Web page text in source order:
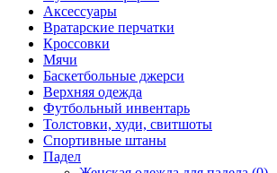
Аксессуары
Вратарские перчатки
Кроссовки
Мячи
Баскетбольные джерси
Верхняя одежда
Футбольный инвентарь
Толстовки, худи, свитшоты
Спортивные штаны
Падел